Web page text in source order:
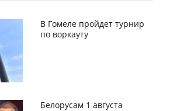
В Гомеле пройдет турнир
по воркауту
Белорусам 1 августа